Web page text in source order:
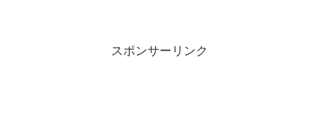
スポンサーリンク